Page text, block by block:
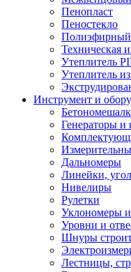
Пенопласт
Пеностекло
Полиэфирный
Техническая
Утеплитель
Утеплитель
Инструмент и
Генераторы
Дальномеры
Линейки,
Нивелиры
Рулетки
Уклономеры
Уровни и
Шнуры
Лестницы,